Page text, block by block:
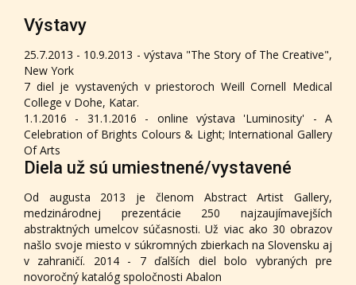
Výstavy
25.7.2013 - 10.9.2013 - výstava "The Story of The Creative",
New York
7 diel je vystavených v priestoroch Weill Cornell Medical
College v Dohe, Katar.
1.1.2016 - 31.1.2016 - online výstava 'Luminosity' - A
Celebration of Brights Colours & Light; International Gallery
Of Arts
Diela už sú umiestnené/vystavené
Od augusta 2013 je členom Abstract Artist Gallery,
medzinárodnej prezentácie 250 najzaujímavejších
abstraktných umelcov súčasnosti. Už viac ako 30 obrazov
našlo svoje miesto v súkromných zbierkach na Slovensku aj
v zahraničí. 2014 - 7 ďalších diel bolo vybraných pre
novoročný katalóg spoločnosti Abalon